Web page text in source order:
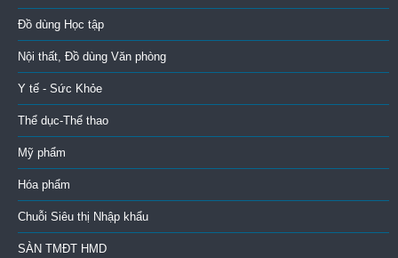
Đồ dùng Học tập
Nội thất, Đồ dùng Văn phòng
Y tế - Sức Khỏe
Thể dục-Thể thao
Mỹ phẩm
Hóa phẩm
Chuỗi Siêu thị Nhập khẩu
SÀN TMĐT HMD